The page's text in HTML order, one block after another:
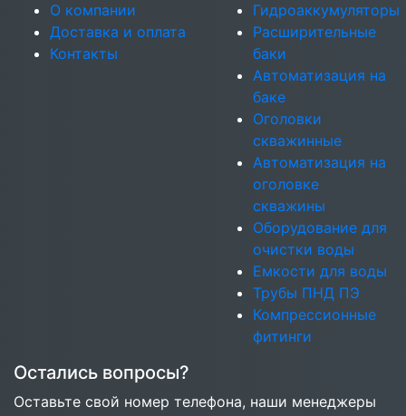
О компании
Доставка и оплата
Контакты
Гидроаккумуляторы
Расширительные
баки
Автоматизация на
баке
Оголовки
скважинные
Автоматизация на
оголовке
скважины
Оборудование для
очистки воды
Емкости для воды
Трубы ПНД ПЭ
Компрессионные
фитинги
Остались вопросы?
Оставьте свой номер телефона, наши менеджеры